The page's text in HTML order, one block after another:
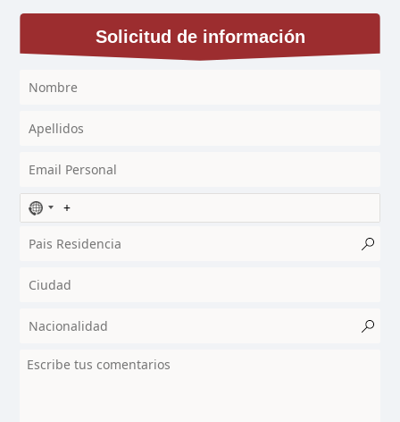
Solicitud de información
N
o
c
u
t
y